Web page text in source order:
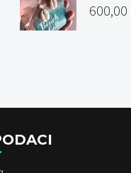
600,00